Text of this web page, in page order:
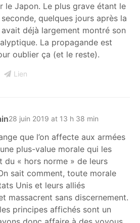
le Japon. Le plus grave étant le
quelques jours après la
déjà largement montré son
La propagande est
oublier ça (et le reste).
Lien
28 juin 2019 at 13 h 38 min
que l’on affecte aux armées
plus-value morale qui les
du « hors norme » de leurs
sait comment, toute morale
Unis et leurs alliés
massacrent sans discernement.
principes affichés sont un